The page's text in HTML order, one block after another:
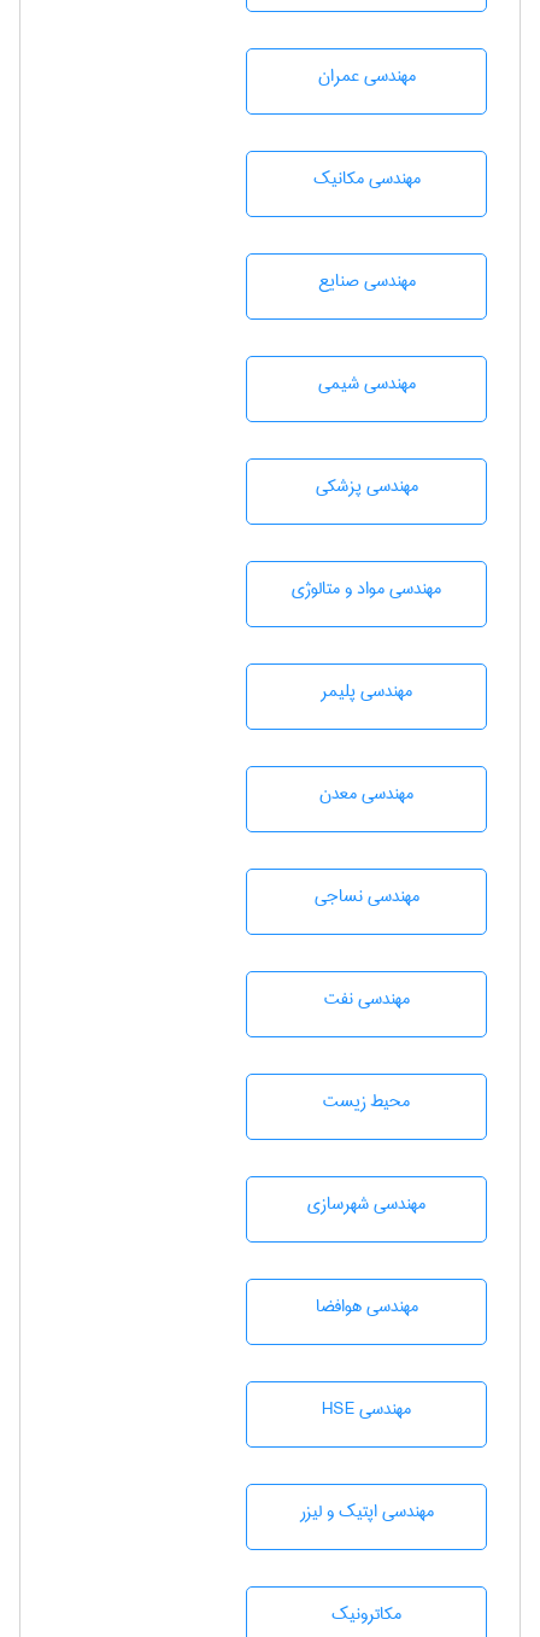
مهندسی عمران
مهندسی مکانیک
مهندسی صنايع
مهندسي شيمی
مهندسی پزشکی
مهندسی مواد و متالوژی
مهندسی پليمر
مهندسی معدن
مهندسي نساجی
مهندسی نفت
محيط زيست
مهندسی شهرسازی
مهندسی هوافضا
مهندسی HSE
مهندسی اپتیک و لیزر
مکاترونیک